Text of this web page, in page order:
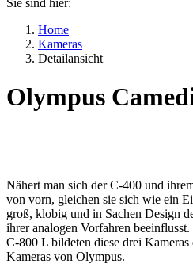
Sie sind hier:
Home
Kameras
Detailansicht
Olympus
Nähert man sich der C-400 und
von vorn, gleichen sie sich wie ein
groß, klobig und in Sachen Design
ihrer analogen Vorfahren
C-800 L bildeten diese drei
Kameras von Olympus.